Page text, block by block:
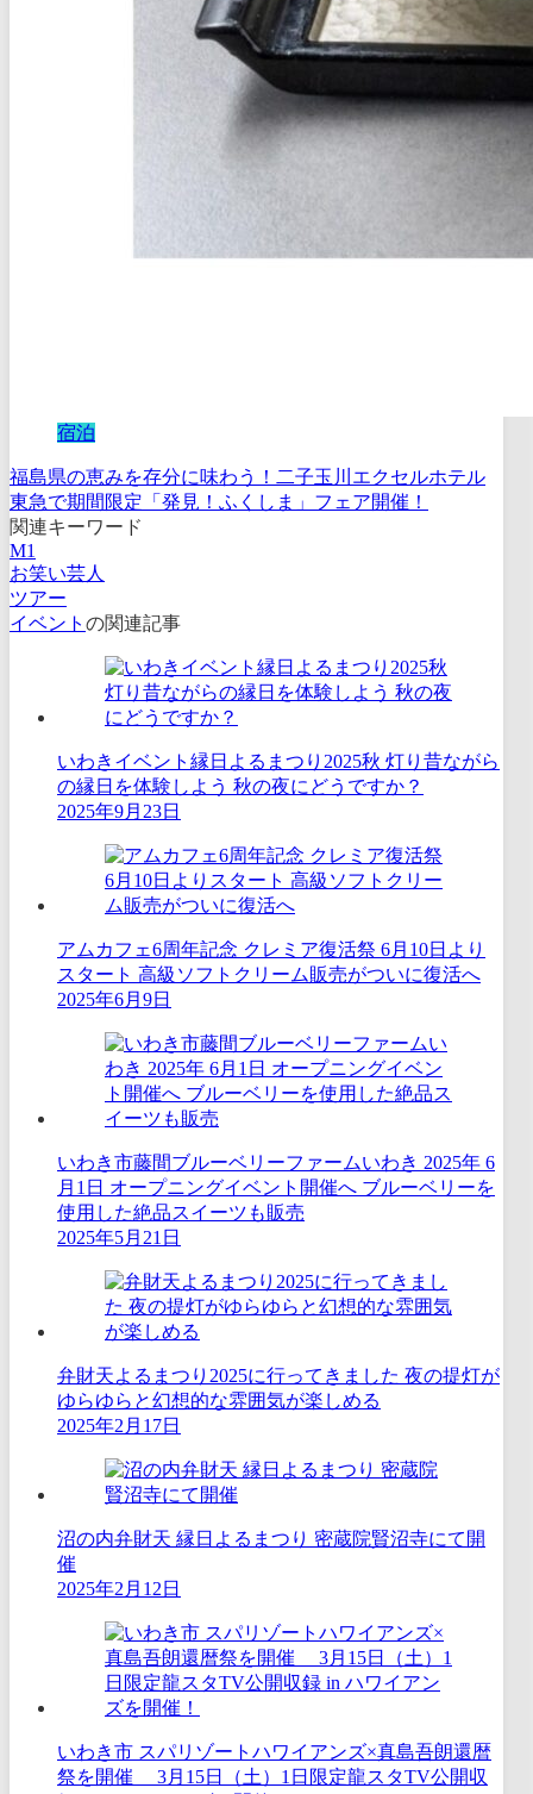
宿泊
福島県の恵みを存分に味わう！二子玉川エクセルホテル
東急で期間限定「発見！ふくしま」フェア開催！
関連キーワード
M1
お笑い芸人
ツアー
イベント の関連記事
いわきイベント縁日よるまつり2025秋 灯り昔ながら
の縁日を体験しよう 秋の夜にどうですか？
2025年9月23日
アムカフェ6周年記念 クレミア復活祭 6月10日より
スタート 高級ソフトクリーム販売がついに復活へ
2025年6月9日
いわき市藤間ブルーベリーファームいわき 2025年 6
月1日 オープニングイベント開催へ ブルーベリーを
使用した絶品スイーツも販売
2025年5月21日
弁財天よるまつり2025に行ってきました 夜の提灯が
ゆらゆらと幻想的な雰囲気が楽しめる
2025年2月17日
沼の内弁財天 縁日よるまつり 密蔵院賢沼寺にて開
催
2025年2月12日
いわき市 スパリゾートハワイアンズ×真島吾朗還暦
祭を開催 3月15日（土）1日限定龍スタTV公開収